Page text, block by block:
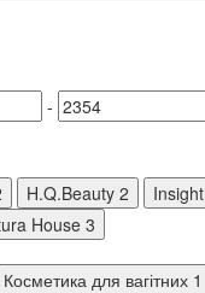
-
H.Q.Beauty 2 Insight
House 3
Косметика для вагітних 1